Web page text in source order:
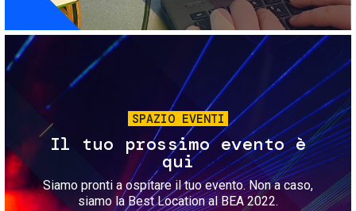
Immagine
SPAZIO EVENTI
Il tuo prossimo evento è
qui
Siamo pronti a ospitare il tuo evento. Non a caso,
siamo la Best Location al BEA 2022.